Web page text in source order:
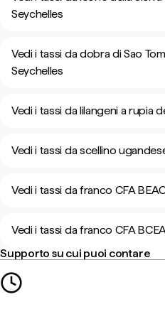
Seychelles
Vedi i tassi da dobra di Sao
Seychelles
Vedi i tassi da lilangeni a rupia
Vedi i tassi da scellino
Vedi i tassi da franco CFA
Vedi i tassi da franco CFA
Supporto su cui puoi contare